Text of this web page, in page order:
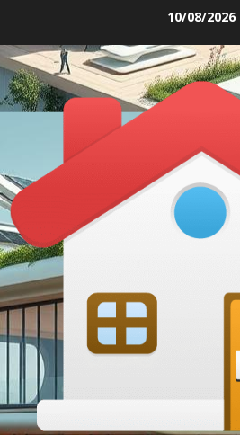
content
10/08/2026